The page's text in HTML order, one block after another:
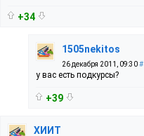
+34
1505nekitos
26 декабря 2011, 09:30#
у вас есть подкурсы?
+39
ХИИТ